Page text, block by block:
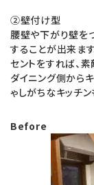
②壁付け型
腰壁や下がり壁を
することが出来ま
セントをすれば、
ダイニング側から
ゃしがちなキッチン
Before